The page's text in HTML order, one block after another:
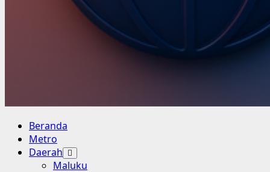
Primary
Menu
Beranda
Metro
Daerah
Maluku